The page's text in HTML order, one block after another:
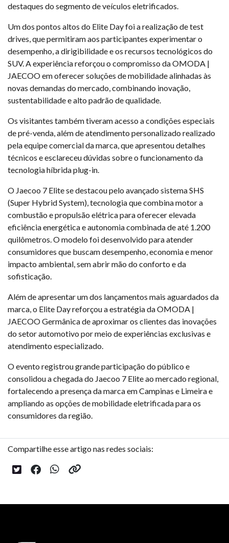
destaques do segmento de veículos eletrificados.
Um dos pontos altos do Elite Day foi a realização de test
drives, que permitiram aos participantes experimentar o
desempenho, a dirigibilidade e os recursos tecnológicos do
SUV. A experiência reforçou o compromisso da OMODA |
JAECOO em oferecer soluções de mobilidade alinhadas às
novas demandas do mercado, combinando inovação,
sustentabilidade e alto padrão de qualidade.
Os visitantes também tiveram acesso a condições especiais
de pré-venda, além de atendimento personalizado realizado
pela equipe comercial da marca, que apresentou detalhes
técnicos e esclareceu dúvidas sobre o funcionamento da
tecnologia híbrida plug-in.
O Jaecoo 7 Elite se destacou pelo avançado sistema SHS
(Super Hybrid System), tecnologia que combina motor a
combustão e propulsão elétrica para oferecer elevada
eficiência energética e autonomia combinada de até 1.200
quilômetros. O modelo foi desenvolvido para atender
consumidores que buscam desempenho, economia e menor
impacto ambiental, sem abrir mão do conforto e da
sofisticação.
Além de apresentar um dos lançamentos mais aguardados da
marca, o Elite Day reforçou a estratégia da OMODA |
JAECOO Germânica de aproximar os clientes das inovações
do setor automotivo por meio de experiências exclusivas e
atendimento especializado.
O evento registrou grande participação do público e
consolidou a chegada do Jaecoo 7 Elite ao mercado regional,
fortalecendo a presença da marca em Campinas e Limeira e
ampliando as opções de mobilidade eletrificada para os
consumidores da região.
Compartilhe esse artigo nas redes sociais: